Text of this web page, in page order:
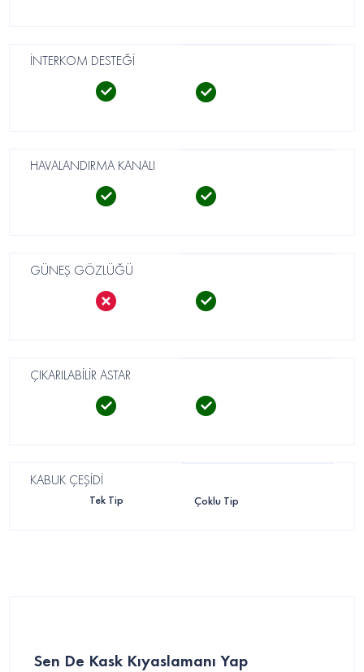
İNTERKOM DESTEĞİ
HAVALANDIRMA KANALI
GÜNEŞ GÖZLÜĞÜ
ÇIKARILABİLİR ASTAR
KABUK ÇEŞİDİ
Tek Tip Çoklu Tip
Sen De Kask Kıyaslamanı Yap